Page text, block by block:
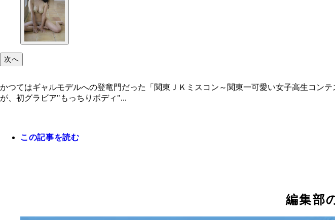
次へ
かつてはギャルモデルへの登竜門だった「関東ＪＫミスコン～関東一可愛い女子高生コン
が、初グラビア"もっちりボディ"...
この記事を読む
編集部